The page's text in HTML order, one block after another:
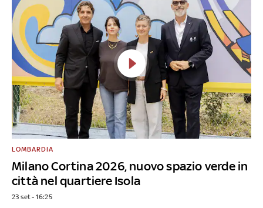
Milano Cortina 2026, nuovo spazio verde in
città nel quartiere Isola
LOMBARDIA
23 set - 16:25